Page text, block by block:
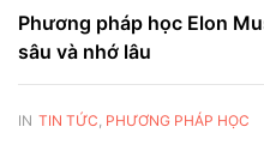
Phương pháp học Elon
sâu và nhớ lâu
IN TIN TỨC PHƯƠNG PHÁP HỌC